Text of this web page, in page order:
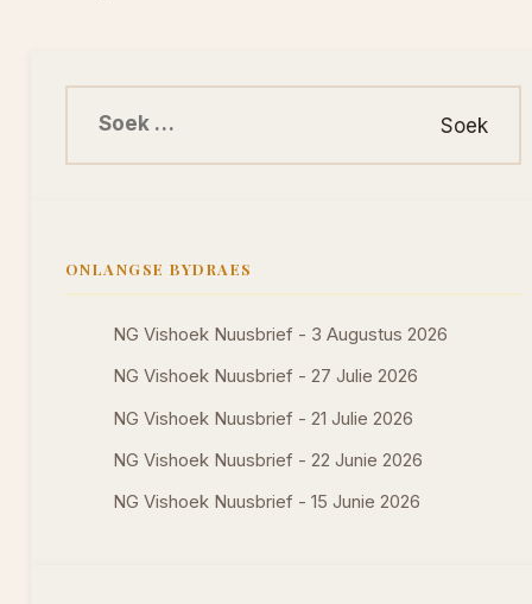
ONLANGSE BYDRAES
NG Vishoek Nuusbrief - 3 Augustus 2026
NG Vishoek Nuusbrief - 27 Julie 2026
NG Vishoek Nuusbrief - 21 Julie 2026
NG Vishoek Nuusbrief - 22 Junie 2026
NG Vishoek Nuusbrief - 15 Junie 2026